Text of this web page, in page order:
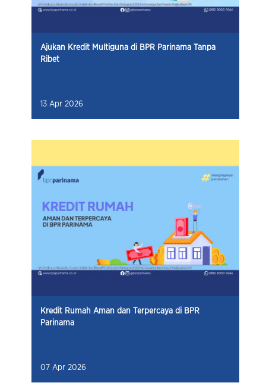
Ajukan Kredit Multiguna di BPR Parinama Tanpa
Ribet
13 Apr 2026
Kredit Rumah Aman dan Terpercaya di BPR
Parinama
07 Apr 2026